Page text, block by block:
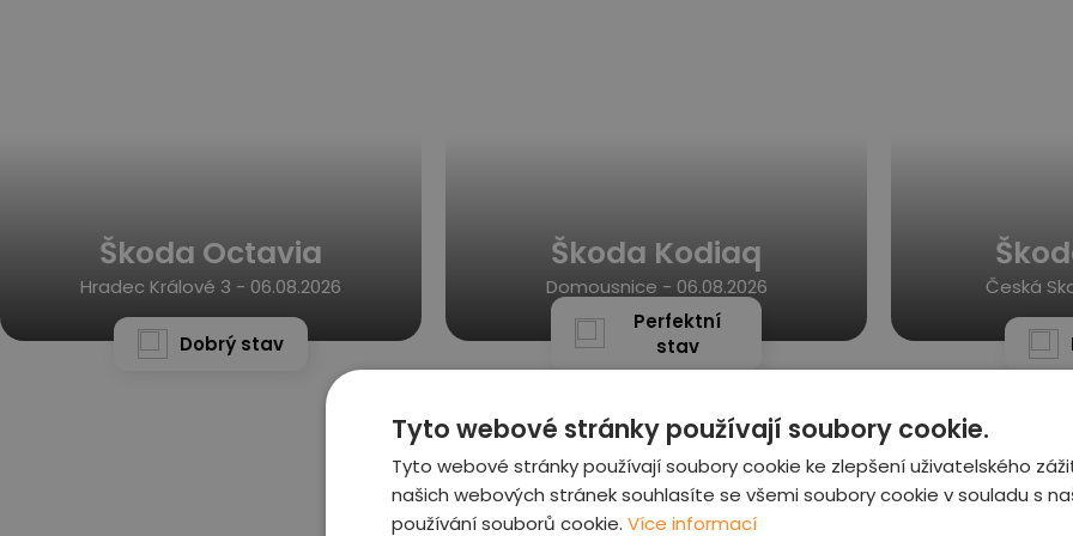
Škoda Octavia
Hradec Králové 3 - 06.08.2026
Dobrý stav
Škoda Kodiaq
Domousnice - 06.08.2026
Perfektní
stav
Česká
Tyto webové stránky používají soubory cookie.
Tyto webové stránky používají soubory cookie ke zlepšení uživatelského
našich webových stránek souhlasíte se všemi soubory cookie v souladu s
používání souborů cookie. Více informací